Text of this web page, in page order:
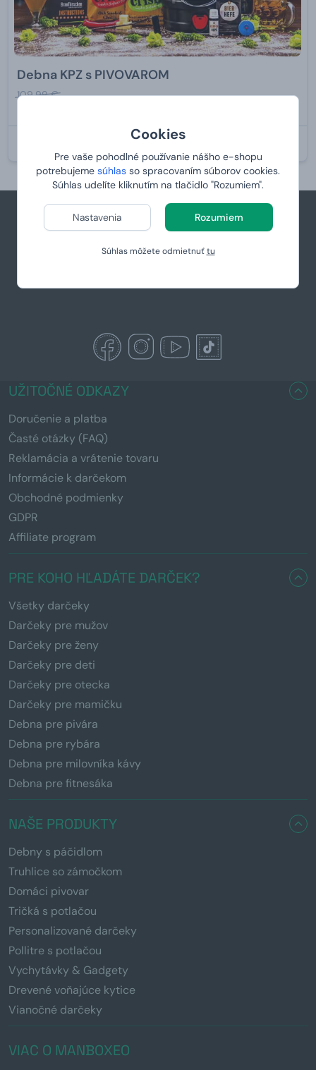
Cookies
Pre vaše pohodlné používanie nášho e-shopu
potrebujeme súhlas so spracovaním súborov cookies.
Súhlas udelíte kliknutím na tlačidlo "Rozumiem".
Nastavenia Rozumiem
Súhlas môžete odmietnuťtu
Debna KPZ s PIVOVAROM
109,99 €
podpora@manboxeo.sk
UŽITOČNÉ ODKAZY
Doručenie a platba
Časté otázky (FAQ)
Reklamácia a vrátenie tovaru
Informácie k darčekom
Obchodné podmienky
GDPR
Affiliate program
PRE KOHO HĽADÁTE DARČEK?
Všetky darčeky
Darčeky pre mužov
Darčeky pre ženy
Darčeky pre deti
Darčeky pre otecka
Darčeky pre mamičku
Debna pre pivára
Debna pre rybára
Debna pre milovníka kávy
Debna pre fitnesáka
NAŠE PRODUKTY
Debny s páčidlom
Truhlice so zámočkom
Domáci pivovar
Tričká s potlačou
Personalizované darčeky
Pollitre s potlačou
Vychytávky & Gadgety
Drevené voňajúce kytice
Vianočné darčeky
VIAC O MANBOXEO